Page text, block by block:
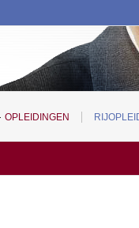
OPLEIDINGEN